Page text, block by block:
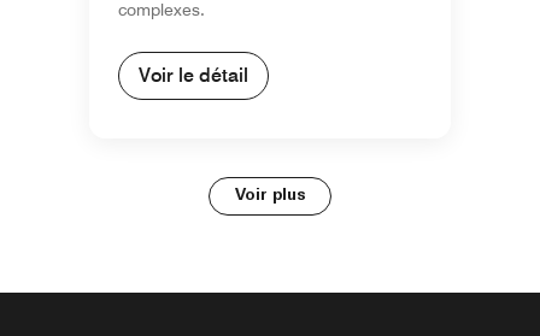
complexes.
Voir le détail
Voir plus